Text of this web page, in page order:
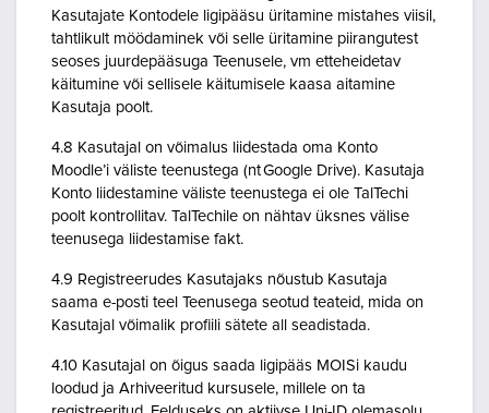
Kasutajate Kontodele ligipääsu üritamine mistahes viisil,
tahtlikult möödaminek või selle üritamine piirangutest
seoses juurdepääsuga Teenusele, vm etteheidetav
käitumine või sellisele käitumisele kaasa aitamine
Kasutaja poolt.
4.8 Kasutajal on võimalus liidestada oma Konto
Moodle’i väliste teenustega (nt Google Drive). Kasutaja
Konto liidestamine väliste teenustega ei ole TalTechi
poolt kontrollitav. TalTechile on nähtav üksnes välise
teenusega liidestamise fakt.
4.9 Registreerudes Kasutajaks nõustub Kasutaja
saama e-posti teel Teenusega seotud teateid, mida on
Kasutajal võimalik profiili sätete all seadistada.
4.10 Kasutajal on õigus saada ligipääs MOISi kaudu
loodud ja Arhiveeritud kursusele, millele on ta